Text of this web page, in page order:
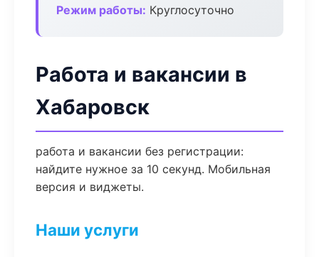
Режим работы: Круглосуточно
Работа и вакансии в
Хабаровск
работа и вакансии без регистрации:
найдите нужное за 10 секунд. Мобильная
версия и виджеты.
Наши услуги